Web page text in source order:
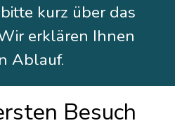
kurz über das
erklären Ihnen
Ablauf.
Besuch